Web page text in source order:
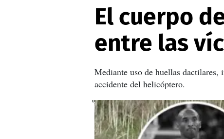
El cuerpo
entre las
Mediante uso de huellas
accidente del helicóptero.
X
X